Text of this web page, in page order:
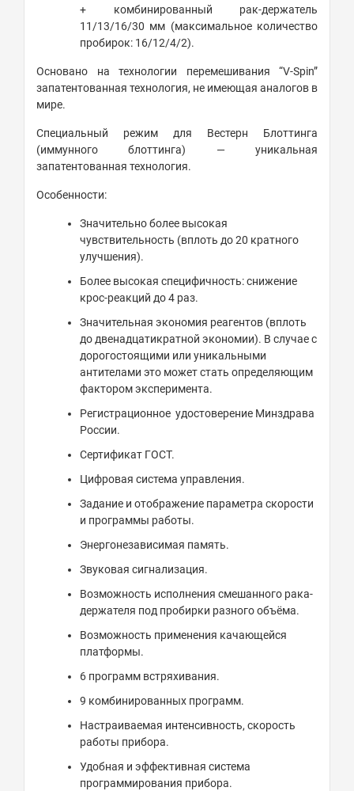
+ комбинированный рак-держатель
11/13/16/30 мм (максимальное количество
пробирок: 16/12/4/2).
Основано на технологии перемешивания “V-Spin”
запатентованная технология, не имеющая аналогов в
мире.
Специальный режим для Вестерн Блоттинга
(иммунного блоттинга) — уникальная
запатентованная технология.
Особенности:
Значительно более высокая
чувствительность (вплоть до 20 кратного
улучшения).
Более высокая специфичность: снижение
крос-реакций до 4 раз.
Значительная экономия реагентов (вплоть
до двенадцатикратной экономии). В случае с
дорогостоящими или уникальными
антителами это может стать определяющим
фактором эксперимента.
Регистрационное удостоверение Минздрава
России.
Сертификат ГОСТ.
Цифровая система управления.
Задание и отображение параметра скорости
и программы работы.
Энергонезависимая память.
Звуковая сигнализация.
Возможность исполнения смешанного рака-
держателя под пробирки разного объёма.
Возможность применения качающейся
платформы.
6 программ встряхивания.
9 комбинированных программ.
Настраиваемая интенсивность, скорость
работы прибора.
Удобная и эффективная система
программирования прибора.